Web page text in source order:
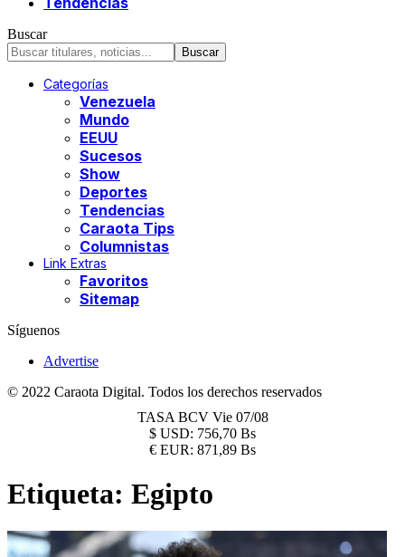
Buscar
Categorías
Venezuela
Mundo
EEUU
Sucesos
Show
Deportes
Tendencias
Caraota Tips
Columnistas
Link Extras
Favoritos
Sitemap
Síguenos
Advertise
© 2022 Caraota Digital. Todos los derechos reservados
TASA BCV Vie 07/08
$ USD: 756,70 Bs
€ EUR: 871,89 Bs
Etiqueta: Egipto